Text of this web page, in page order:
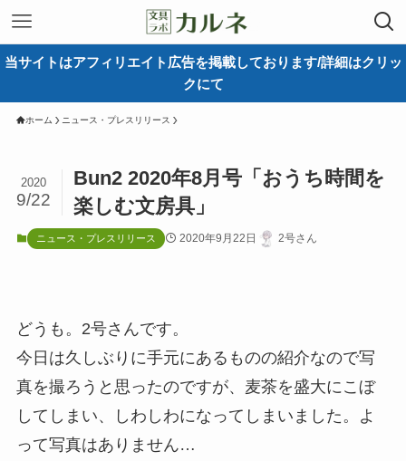
当サイトはアフィリエイト広告を掲載しております/詳細はクリッ
クにて
ホーム ニュース・プレスリリース
Bun2 2020年8月号「おうち時間を
楽しむ文房具」
2020
9/22
ニュース・プレスリリース 2020年9月22日 2号さん
どうも。2号さんです。
今日は久しぶりに手元にあるものの紹介なので写
真を撮ろうと思ったのですが、麦茶を盛大にこぼ
してしまい、しわしわになってしまいました。よ
って写真はありません…